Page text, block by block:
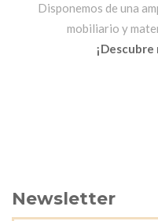
Disponemos de una
mobiliario y
Newsletter